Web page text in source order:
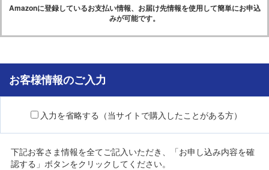
Amazonに登録しているお支払い情報、お届け先情報を使用して簡単にお申込
みが可能です。
お客様情報のご入力
入力を省略する（当サイトで購入したことがある方）
下記お客さま情報を全てご記入いただき、「お申し込み内容を確
認する」ボタンをクリックしてください。